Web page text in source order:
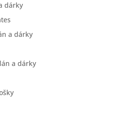
dárky
a dárky
a dárky